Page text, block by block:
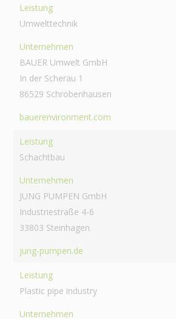
Leistung
Umwelttechnik
Unternehmen
BAUER Umwelt GmbH
In der Scherau 1
86529 Schrobenhausen
bauerenvironment.com
Leistung
Schachtbau
Unternehmen
JUNG PUMPEN GmbH
Industriestraße 4-6
33803 Steinhagen
jung-pumpen.de
Leistung
Plastic pipe industry
Unternehmen